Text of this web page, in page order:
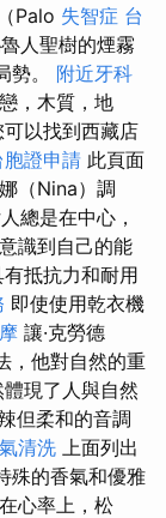
Palo 失智症 台
人聖樹的煙霧
勢。 附近牙科
，木質，地
可以找到西藏店
胞證申請 此頁面
（Nina）調
總是在中心，
識到自己的能
抵抗力和耐用
即使使用乾衣機
讓·克勞德
，他對自然的重
現了人與自然
但柔和的音調
清洗 上面列出
殊的香氣和優雅
心率上，松